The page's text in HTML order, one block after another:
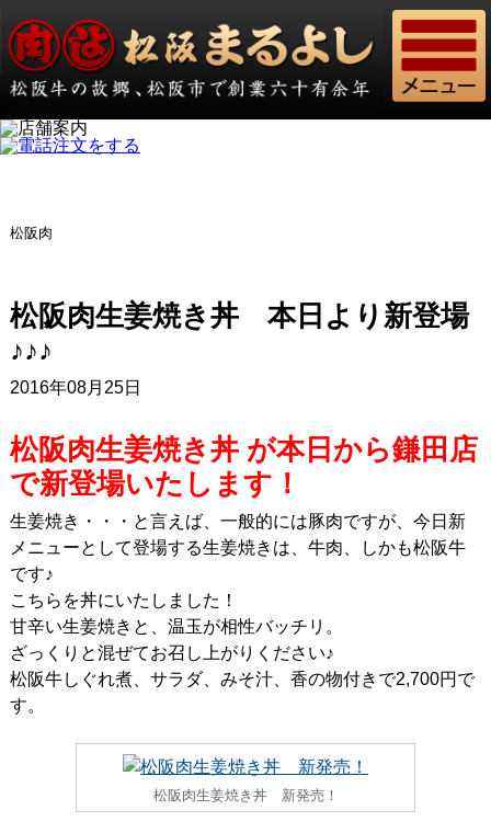
松阪肉
松阪肉生姜焼き丼 本日より新登場
♪♪♪
2016年08月25日
松阪肉生姜焼き丼 が本日から鎌田店
で新登場いたします！
生姜焼き・・・と言えば、一般的には豚肉ですが、今日新
メニューとして登場する生姜焼きは、牛肉、しかも松阪牛
です♪
こちらを丼にいたしました！
甘辛い生姜焼きと、温玉が相性バッチリ。
ざっくりと混ぜてお召し上がりください♪
松阪牛しぐれ煮、サラダ、みそ汁、香の物付きで2,700円で
す。
松阪肉生姜焼き丼 新発売！